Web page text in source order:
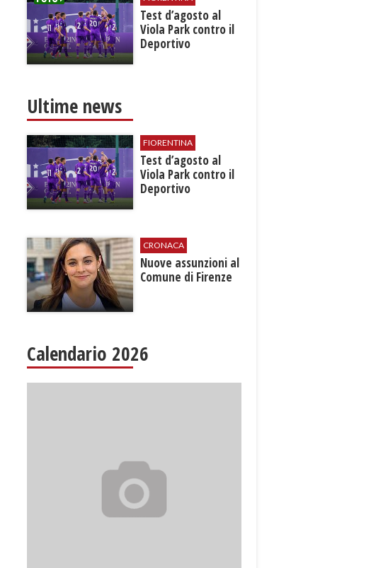
Test d’agosto al
Viola Park contro il
Deportivo
Ultime news
FIORENTINA
Test d’agosto al
Viola Park contro il
Deportivo
CRONACA
Nuove assunzioni al
Comune di Firenze
Calendario 2026